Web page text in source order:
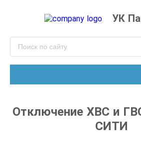
УК
Отключение ХВС и
СИТИ